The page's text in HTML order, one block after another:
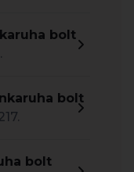
bolt
bolt
bolt